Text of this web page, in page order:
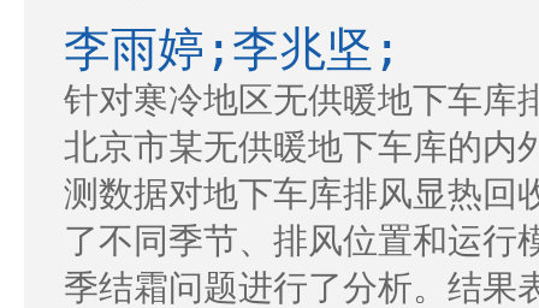
李雨婷;李兆坚;
针对寒冷地区无供暖地下车库
北京市某无供暖地下车库的内
测数据对地下车库排风显热回
了不同季节、排风位置和运行
季结霜问题进行了分析。结果